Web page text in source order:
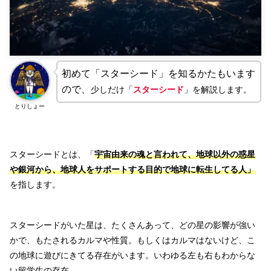
よく午前4時や5時ごろに目が覚める
風邪じゃないけど、風邪と似た症状
周囲の環境に敏感になる。
【スターシード覚醒】覚醒するために使命を知るこ
とはいいけど無理にする必要もない！ 「使命感が
見つからないから」「ゲートが閉じる」心配云々な
地球を高次元にするためにスターシードはサポート
している。
【覚醒方法3選】アセンションするためには、波動
1.スターシードへの目覚め。
2.覚醒の準備を知ること
3.アセンションイヤーで訪れる試練を楽しむつ
とりしょー
初めて「スターシード」を知るかたもいます
ので、
少しだけ「スターシード 」を解説します。
スターシードとは、「宇宙由来の魂と言われて、地球以外の惑星
や銀河から、地球人をサポートする目的で地球に転生してる人」
を指します。
スターシードがいた星は、たくさんあって、どの星の影響が強い
かで、もたされるカルマや性質。もしくはカルマはないけど、こ
の地球に遊びにきてる存在がいます。いわゆる左も右もわからな